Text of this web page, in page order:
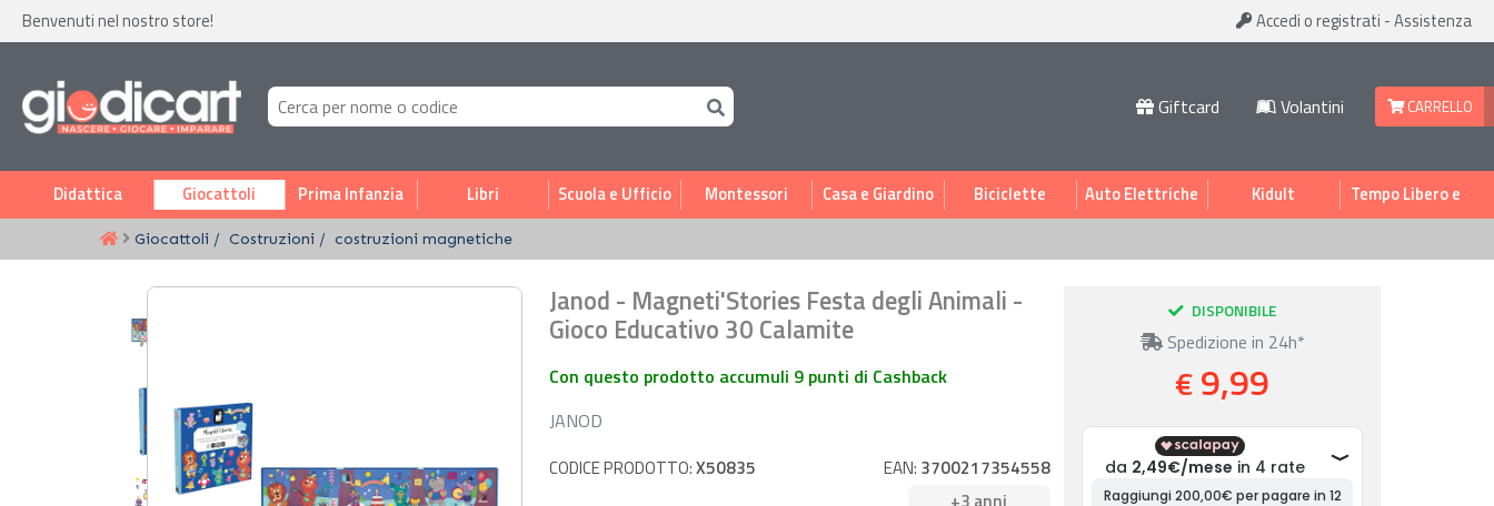
Benvenuti nel nostro store! Accedi o registrati -Assistenza
Giftcard Volantini CARRELLO
Didattica Giocattoli Prima Infanzia Libri Scuola e Ufficio Montessori Casa e Giardino Biciclette Auto Elettriche Kidult
Tempo Libero e
Sport
Giocattoli Costruzioni costruzioni magnetiche
Janod - Magneti'Stories Festa degli Animali -
Gioco Educativo 30 Calamite
Con questo prodotto accumuli 9 punti di Cashback
JANOD
CODICE PRODOTTO:X50835 EAN: 3700217354558
DISPONIBILE
Spedizione in 24h*
€ 9,99